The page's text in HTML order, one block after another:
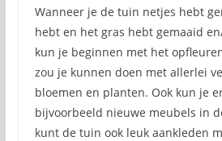
Wanneer je de tuin netjes hebt
hebt en het gras hebt gemaaid
kun je beginnen met het
zou je kunnen doen met allerlei
bloemen en planten. Ook kun je
bijvoorbeeld nieuwe meubels in
kunt de tuin ook leuk aankleden